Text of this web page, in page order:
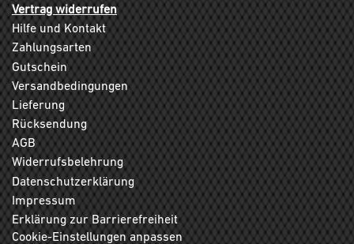
Vertrag widerrufen
Hilfe und Kontakt
Zahlungsarten
Gutschein
Versandbedingungen
Lieferung
Rücksendung
AGB
Widerrufsbelehrung
Datenschutzerklärung
Impressum
Erklärung zur Barrierefreiheit
Cookie-Einstellungen anpassen